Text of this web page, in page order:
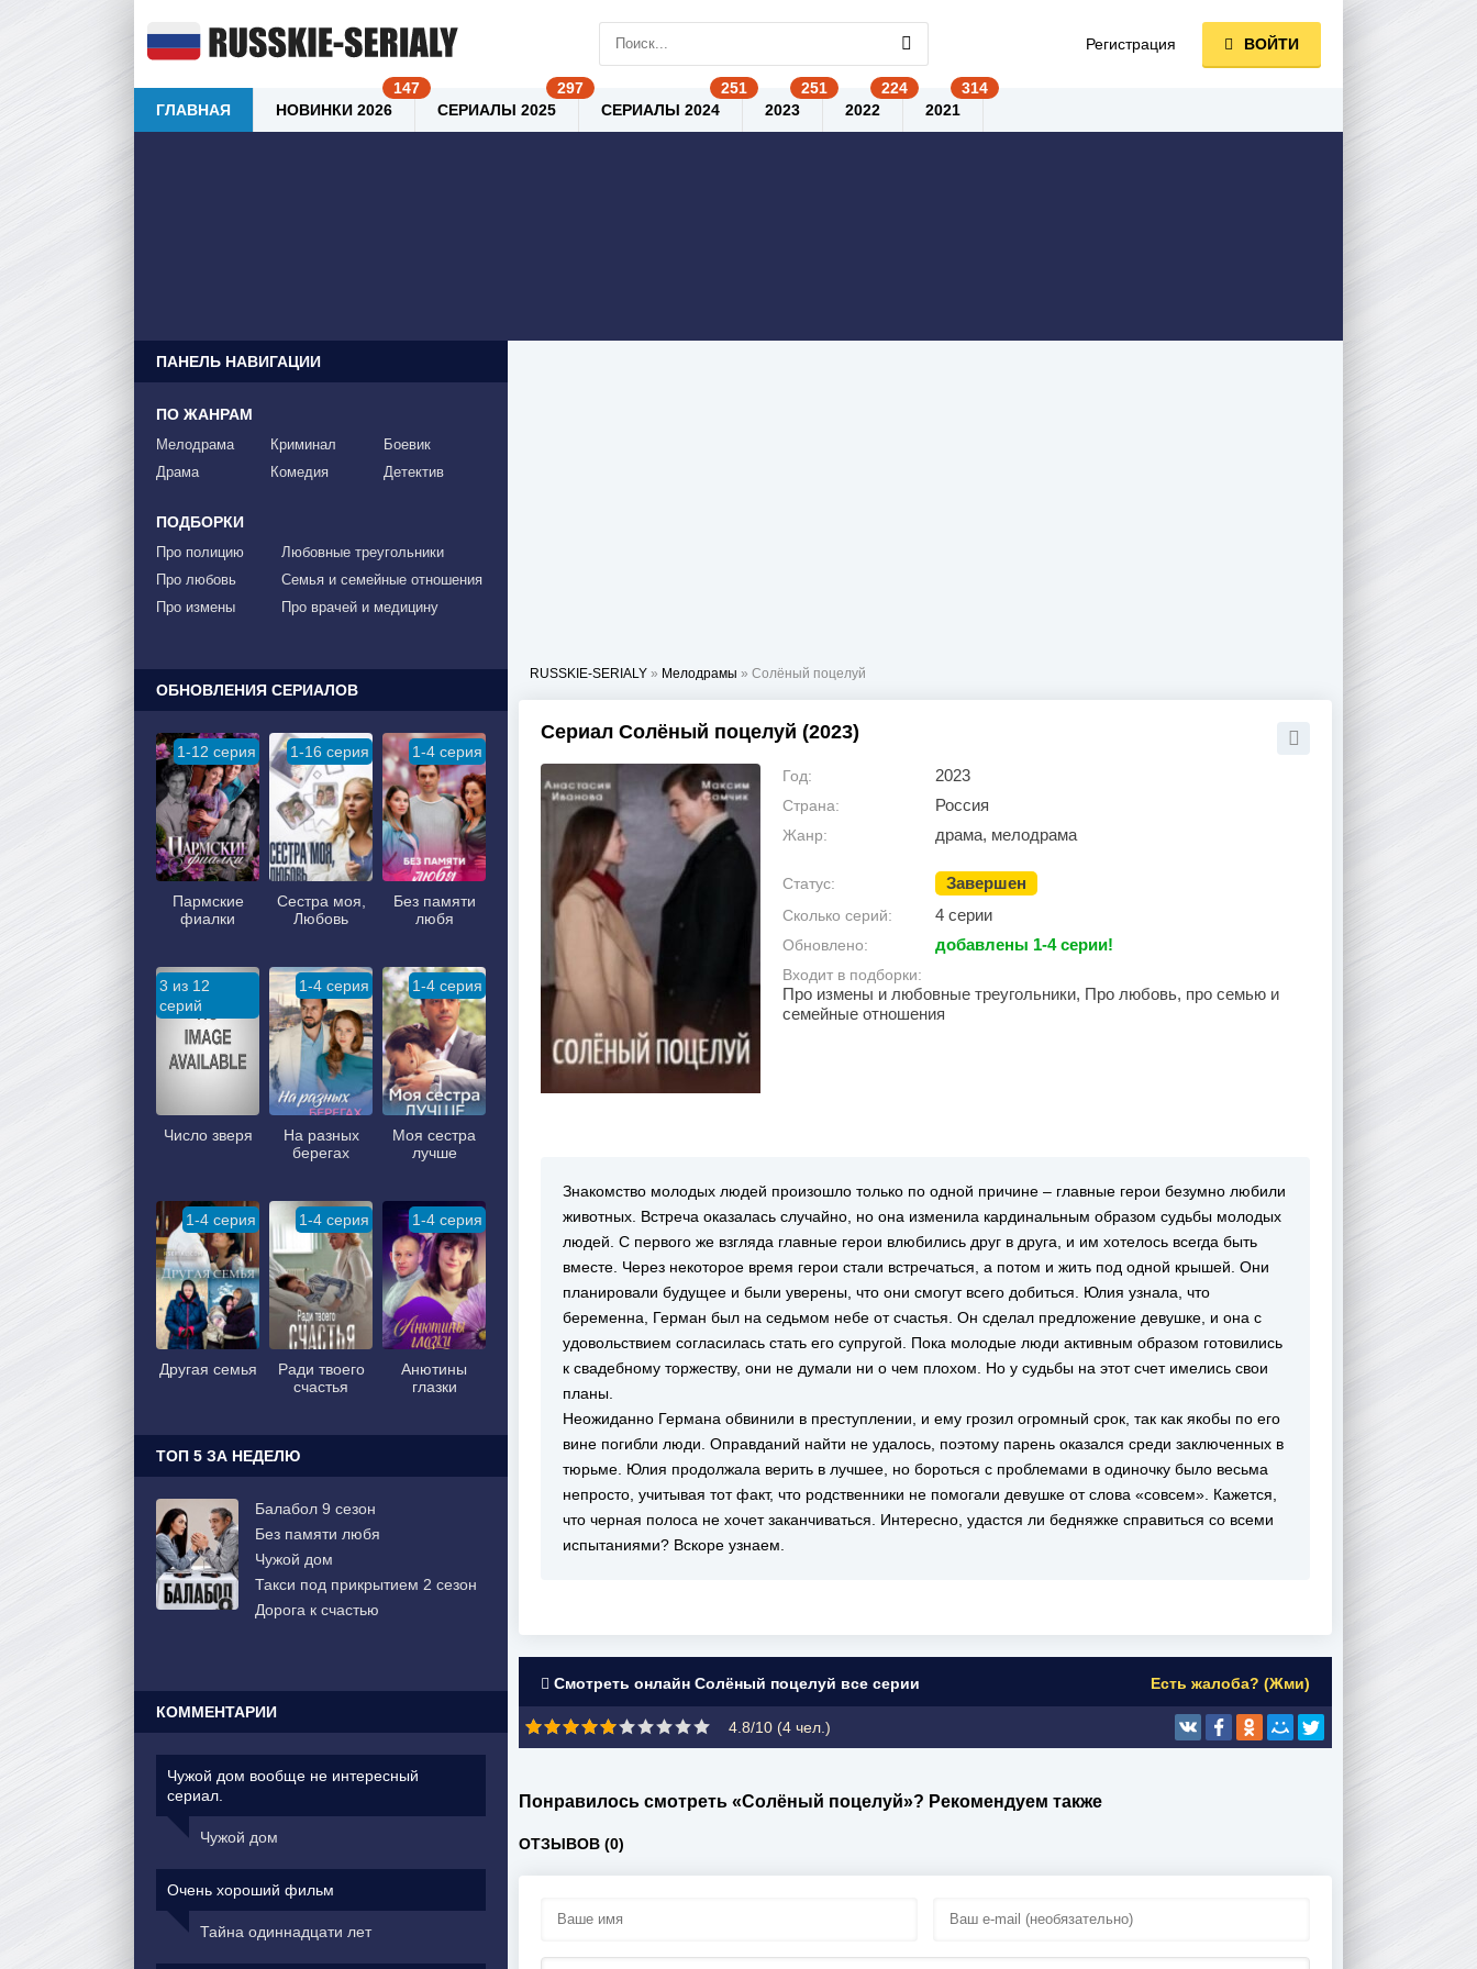
RUSSKIE-SERIALY » Мелодрамы » Солёный поцелуй
Сериал Солёный поцелуй (2023)
Год: 2023
Страна: Россия
Жанр: драма, мелодрама
Статус: Завершен
Сколько серий: 4 серии
Обновлено: добавлены 1-4 серии!
Входит в подборки:
Про измены и любовные треугольники, Про любовь, про семью и
семейные отношения
Знакомство молодых людей произошло только по одной причине – главные герои безумно любили
животных. Встреча оказалась случайно, но она изменила кардинальным образом судьбы молодых
людей. С первого же взгляда главные герои влюбились друг в друга, и им хотелось всегда быть
вместе. Через некоторое время герои стали встречаться, а потом и жить под одной крышей. Они
планировали будущее и были уверены, что они смогут всего добиться. Юлия узнала, что
беременна, Герман был на седьмом небе от счастья. Он сделал предложение девушке, и она с
удовольствием согласилась стать его супругой. Пока молодые люди активным образом готовились
к свадебному торжеству, они не думали ни о чем плохом. Но у судьбы на этот счет имелись свои
планы.
Неожиданно Германа обвинили в преступлении, и ему грозил огромный срок, так как якобы по его
вине погибли люди. Оправданий найти не удалось, поэтому парень оказался среди заключенных в
тюрьме. Юлия продолжала верить в лучшее, но бороться с проблемами в одиночку было весьма
непросто, учитывая тот факт, что родственники не помогали девушке от слова «совсем». Кажется,
что черная полоса не хочет заканчиваться. Интересно, удастся ли бедняжке справиться со всеми
испытаниями? Вскоре узнаем.
Смотреть онлайн Солёный поцелуй все серии Есть жалоба? (Жми)
4.8/10 (4 чел.)
Понравилось смотреть «Солёный поцелуй»? Рекомендуем также
ОТЗЫВОВ (0)
ПАНЕЛЬ НАВИГАЦИИ
ПО ЖАНРАМ
Мелодрама
Драма
Криминал
Комедия
Боевик
Детектив
ПОДБОРКИ
Про полицию
Про любовь
Про измены
Любовные треугольники
Семья и семейные отношения
Про врачей и медицину
ОБНОВЛЕНИЯ СЕРИАЛОВ
1-12 серия
Пармские
фиалки
1-16 серия
Сестра моя,
Любовь
1-4 серия
Без памяти
любя
3 из 12
серий
Число зверя
1-4 серия
На разных
берегах
1-4 серия
Моя сестра
лучше
1-4 серия
Другая семья
1-4 серия
Ради твоего
счастья
1-4 серия
Анютины
глазки
ТОП 5 ЗА НЕДЕЛЮ
Балабол 9 сезон
Без памяти любя
Чужой дом
Такси под прикрытием 2 сезон
Дорога к счастью
КОММЕНТАРИИ
Чужой дом вообще не интересный
сериал.
Чужой дом
Очень хороший фильм
Тайна одиннадцати лет
Регистрация ВОЙТИ
ГЛАВНАЯ НОВИНКИ 2026 СЕРИАЛЫ 2025 СЕРИАЛЫ 2024 2023 2022 2021